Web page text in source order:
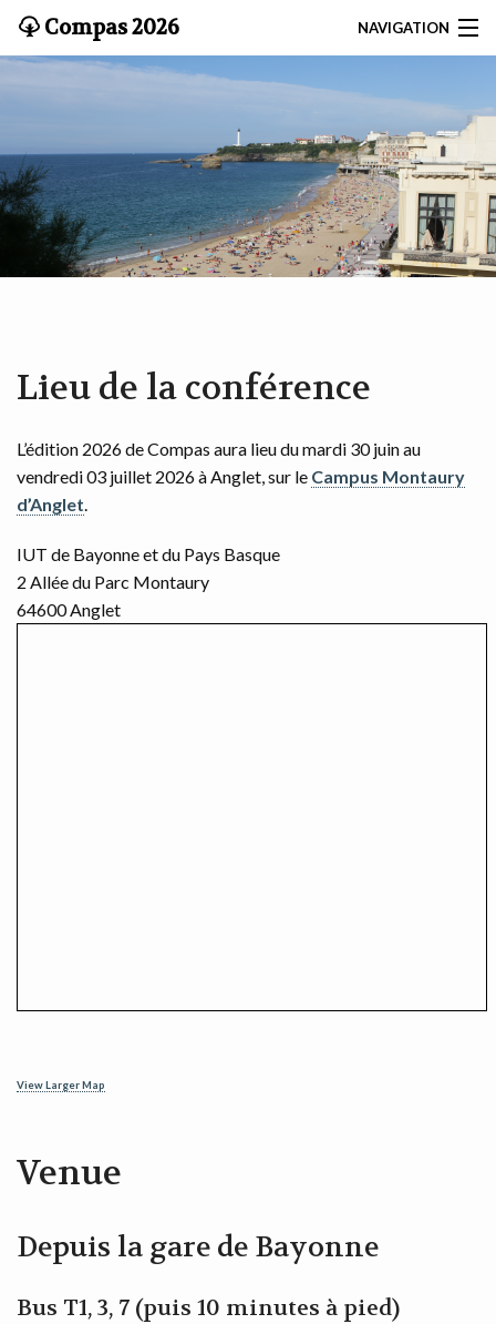
Compas 2026 NAVIGATION
KEYNOTES
PROGRAMME
TUTORIELS
RÉSUMÉS
Lieu de la conférence
L’édition 2026 de Compas aura lieu du mardi 30 juin au
vendredi 03 juillet 2026 à Anglet, sur le Campus Montaury
d’Anglet.
IUT de Bayonne et du Pays Basque
2 Allée du Parc Montaury
64600 Anglet
View Larger Map
Venue
Depuis la gare de Bayonne
Bus T1, 3, 7 (puis 10 minutes à pied)